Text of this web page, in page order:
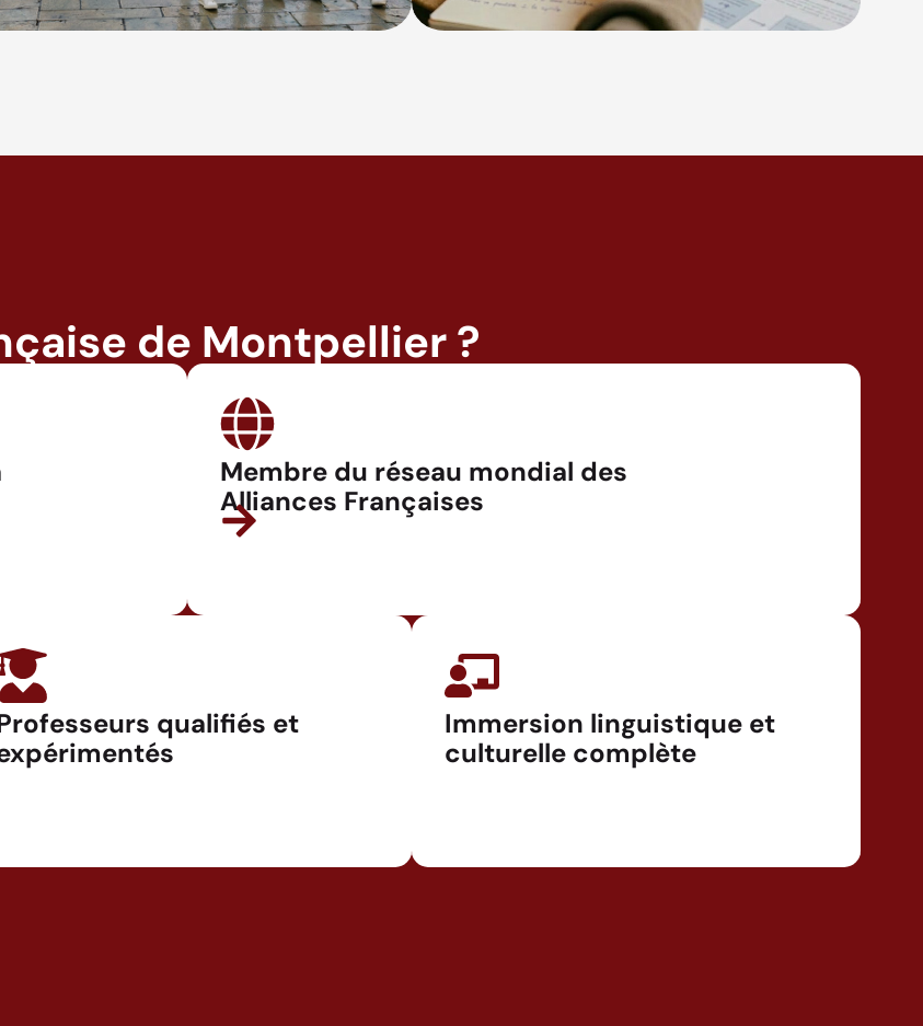
de Montpellier ?
Membre du réseau mondial des
Alliances Françaises
qualifiés et
Immersion linguistique et
culturelle complète